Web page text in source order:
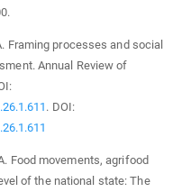
Framing processes and social
Annual Review of
. DOI:
Food movements, agrifood
of the national state: The